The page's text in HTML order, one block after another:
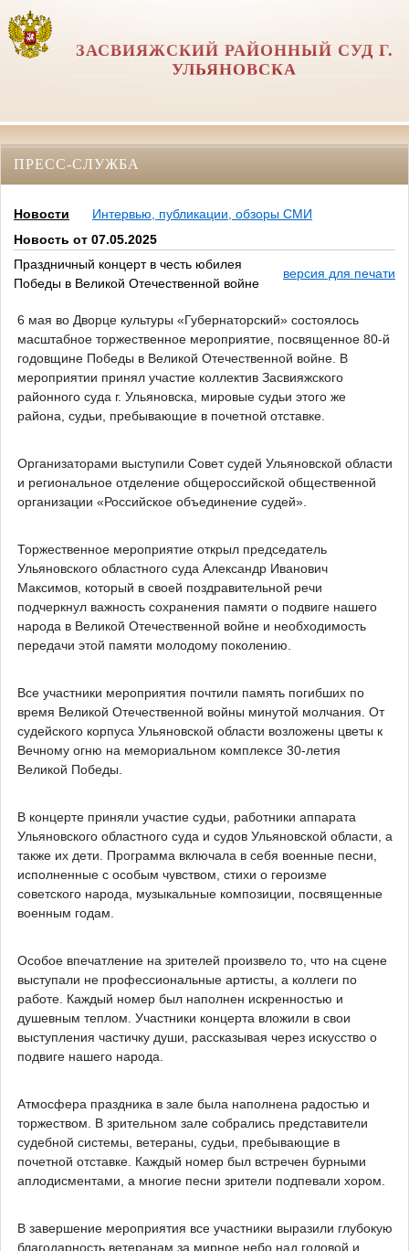
ЗАСВИЯЖСКИЙ РАЙОННЫЙ СУД Г.
УЛЬЯНОВСКА
ПРЕСС-СЛУЖБА
Новости
Интервью, публикации, обзоры СМИ
Новость от 07.05.2025
Праздничный концерт в честь юбилея
Победы в Великой Отечественной войне
версия для печати
6 мая во Дворце культуры «Губернаторский» состоялось
масштабное торжественное мероприятие, посвященное 80-й
годовщине Победы в Великой Отечественной войне. В
мероприятии принял участие коллектив Засвияжского
районного суда г. Ульяновска, мировые судьи этого же
района, судьи, пребывающие в почетной отставке.
Организаторами выступили Совет судей Ульяновской области
и региональное отделение общероссийской общественной
организации «Российское объединение судей».
Торжественное мероприятие открыл председатель
Ульяновского областного суда Александр Иванович
Максимов, который в своей поздравительной речи
подчеркнул важность сохранения памяти о подвиге нашего
народа в Великой Отечественной войне и необходимость
передачи этой памяти молодому поколению.
Все участники мероприятия почтили память погибших по
время Великой Отечественной войны минутой молчания. От
судейского корпуса Ульяновской области возложены цветы к
Вечному огню на мемориальном комплексе 30-летия
Великой Победы.
В концерте приняли участие судьи, работники аппарата
Ульяновского областного суда и судов Ульяновской области, а
также их дети. Программа включала в себя военные песни,
исполненные с особым чувством, стихи о героизме
советского народа, музыкальные композиции, посвященные
военным годам.
Особое впечатление на зрителей произвело то, что на сцене
выступали не профессиональные артисты, а коллеги по
работе. Каждый номер был наполнен искренностью и
душевным теплом. Участники концерта вложили в свои
выступления частичку души, рассказывая через искусство о
подвиге нашего народа.
Атмосфера праздника в зале была наполнена радостью и
торжеством. В зрительном зале собрались представители
судебной системы, ветераны, судьи, пребывающие в
почетной отставке. Каждый номер был встречен бурными
аплодисментами, а многие песни зрители подпевали хором.
В завершение мероприятия все участники выразили глубокую
благодарность ветеранам за мирное небо над головой и